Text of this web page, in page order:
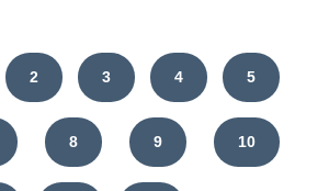
2 3 4 5
8 9 10